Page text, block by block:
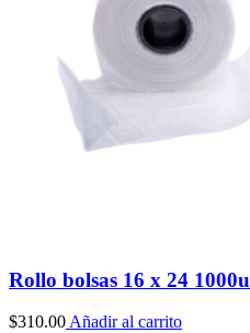
Rollo bolsas 16 x 24 1000u
$310.00Añadir al carrito